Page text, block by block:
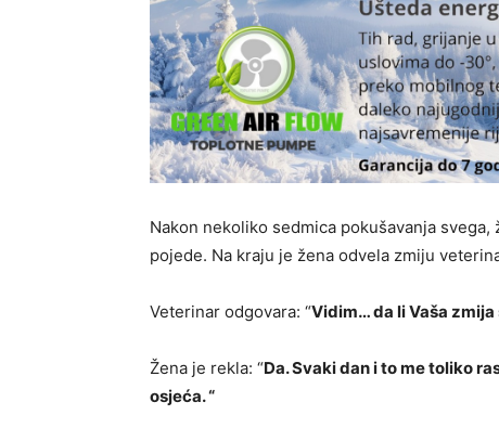
Nakon nekoliko sedmica pokušavanja
pojede. Na kraju je žena odvela zmiju
Veterinar odgovara: “Vidim… da li Vaša zmija
Žena je rekla: “Da. Svaki dan i to me toliko
osjeća. “